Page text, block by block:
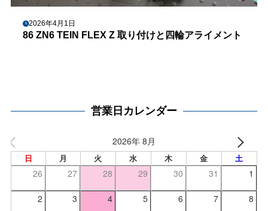
2026年4月1日
86 ZN6 TEIN FLEX Z 取り付けと四輪アライメント
営業日カレンダー
2026年 8月
日 月 火 水 木 金 土
26 27 28 29 30 31 1
2 3 4 5 6 7 8